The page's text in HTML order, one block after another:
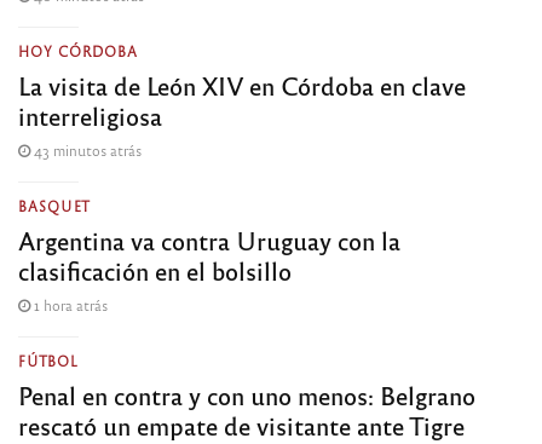
HOY CÓRDOBA
La visita de León XIV en Córdoba en clave
interreligiosa
43 minutos atrás
BASQUET
Argentina va contra Uruguay con la
clasificación en el bolsillo
1 hora atrás
FÚTBOL
Penal en contra y con uno menos: Belgrano
rescató un empate de visitante ante Tigre